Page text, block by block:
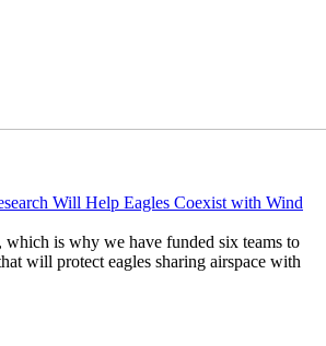
Will Help Eagles Coexist with Wind
which is why we have funded six teams to
will protect eagles sharing airspace with